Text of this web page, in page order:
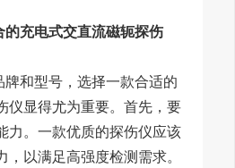
的充电式交直流磁轭探伤
牌和型号，选择一款合适的
仪显得尤为重要。首先，要
力。一款优质的探伤仪应该
以满足高强度检测需求。